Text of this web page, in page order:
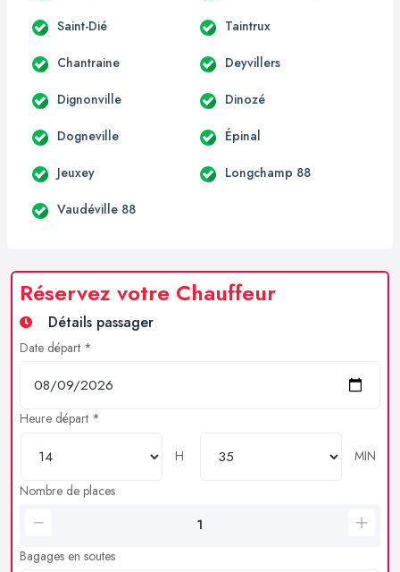
Saint-Dié Taintrux
Chantraine Deyvillers
Dignonville Dinozé
Dogneville Épinal
Jeuxey Longchamp 88
Vaudéville 88
Réservez votre Chauffeur
Détails passager
Date départ *
Heure départ *
H
MIN
Nombre de places
Bagages en soutes